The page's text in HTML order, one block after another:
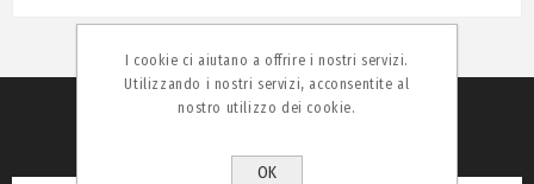
I cookie ci aiutano a offrire i nostri servizi.
Utilizzando i nostri servizi, acconsentite al
nostro utilizzo dei cookie.
OK